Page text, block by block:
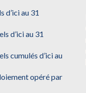
d’ici au 31
d’ici au 31
cumulés d’ici au
opéré par